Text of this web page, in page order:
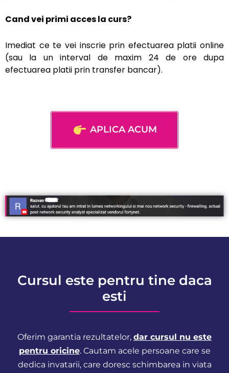
Cand vei primi acces la curs?
Imediat ce te vei inscrie prin efectuarea platii online
(sau la un interval de maxim 24 de ore dupa
efectuarea platii prin transfer bancar).
APLICA ACUM
Cursul este pentru tine daca
esti
Oferim garantia rezultatelor, dar cursul nu este
pentru oricine. Cautam acele persoane care se
dedica invatarii, care doresc schimbarea in viata